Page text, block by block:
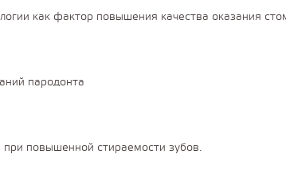
как фактор повышения качества оказания
пародонта
повышенной стираемости зубов.